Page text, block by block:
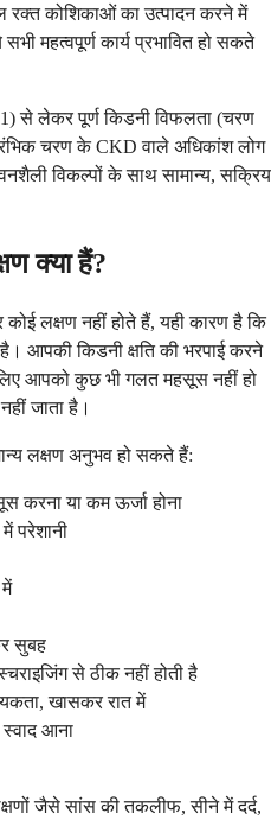
कोशिकाओं का उत्पादन करने में
महत्वपूर्ण कार्य प्रभावित हो सकते
से लेकर पूर्ण किडनी विफलता (चरण
चरण के CKD वाले अधिकांश लोग
विकल्पों के साथ सामान्य, सक्रिय
क्या हैं?
लक्षण नहीं होते हैं, यही कारण है कि
आपकी किडनी क्षति की भरपाई करने
आपको कुछ भी गलत महसूस नहीं हो
जाता है।
लक्षण अनुभव हो सकते हैं:
करना या कम ऊर्जा होना
परेशानी
सुबह
से ठीक नहीं होती है
खासकर रात में
आना
जैसे सांस की तकलीफ, सीने में दर्द,